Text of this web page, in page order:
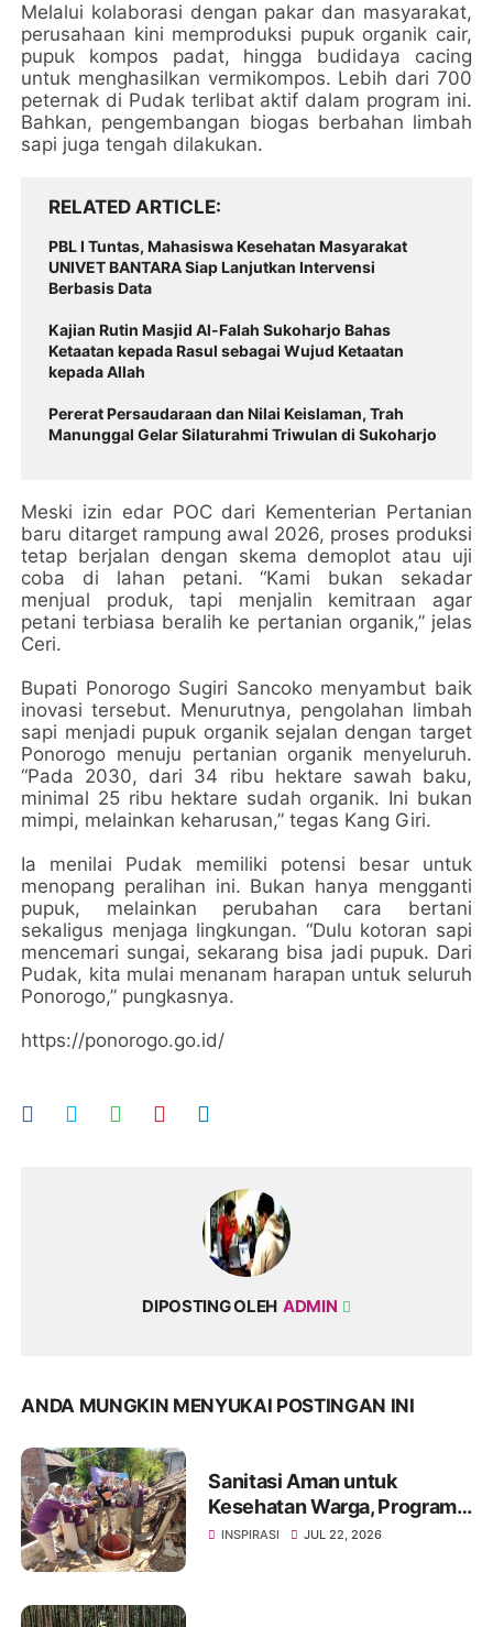
Melalui kolaborasi dengan pakar dan masyarakat,
perusahaan kini memproduksi pupuk organik cair,
pupuk kompos padat, hingga budidaya cacing
untuk menghasilkan vermikompos. Lebih dari 700
peternak di Pudak terlibat aktif dalam program ini.
Bahkan, pengembangan biogas berbahan limbah
sapi juga tengah dilakukan.
RELATED ARTICLE
PBL I Tuntas, Mahasiswa Kesehatan Masyarakat
UNIVET BANTARA Siap Lanjutkan Intervensi
Berbasis Data
Kajian Rutin Masjid Al-Falah Sukoharjo Bahas
Ketaatan kepada Rasul sebagai Wujud Ketaatan
kepada Allah
Pererat Persaudaraan dan Nilai Keislaman, Trah
Manunggal Gelar Silaturahmi Triwulan di Sukoharjo
Meski izin edar POC dari Kementerian Pertanian
baru ditarget rampung awal 2026, proses produksi
tetap berjalan dengan skema demoplot atau uji
coba di lahan petani. “Kami bukan sekadar
menjual produk, tapi menjalin kemitraan agar
petani terbiasa beralih ke pertanian organik,” jelas
Ceri.
Bupati Ponorogo Sugiri Sancoko menyambut baik
inovasi tersebut. Menurutnya, pengolahan limbah
sapi menjadi pupuk organik sejalan dengan target
Ponorogo menuju pertanian organik menyeluruh.
“Pada 2030, dari 34 ribu hektare sawah baku,
minimal 25 ribu hektare sudah organik. Ini bukan
mimpi, melainkan keharusan,” tegas Kang Giri.
Ia menilai Pudak memiliki potensi besar untuk
menopang peralihan ini. Bukan hanya mengganti
pupuk, melainkan perubahan cara bertani
sekaligus menjaga lingkungan. “Dulu kotoran sapi
mencemari sungai, sekarang bisa jadi pupuk. Dari
Pudak, kita mulai menanam harapan untuk seluruh
Ponorogo,” pungkasnya.
https://ponorogo.go.id/
DIPOSTING OLEH ADMIN
ANDA MUNGKIN MENYUKAI POSTINGAN INI
Sanitasi Aman untuk
Kesehatan Warga, Program
Sanitasi Terpadu Djarum
INSPIRASI JUL 22, 2026